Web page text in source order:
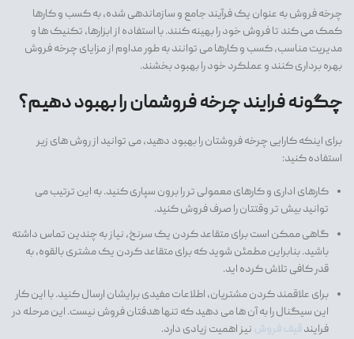
چرخه فروش به عنوان یک فرآیند جامع و سازماندهی شده، به کسب و کارها
کمک می کند تا فروش خود را بهینه کنند. با استفاده از ابزارها، تکنیک ها و
مدیریت مناسب، کسب و کارها می توانند به طور مداوم از مزایای چرخه فروش
بهره برداری کنند و عملکرد خود را بهبود بخشند.
چگونه فرایند چرخه فروشمان را بهبود دهیم؟
برای اینکه کارایی چرخه فروشتان را بهبود دهید، می توانید از روش های زیر
استفاده کنید:
کارهای اداری و کارهای معمولی تر را برون سپاری کنید. به این ترتیب می
توانید بیش تر وقتتان را صرف فروش کنید.
گاهی ممکن است برای متقاعد کردن یک سرنخ، نیاز به چندین تماس داشته
باشید. بنابراین مطمئن شوید که برای متقاعد کردن یک مشتری بالقوه، به
قدر کافی تلاش کرده اید.
برای علاقمند کردن مشتریان، اطلاعات مفیدی برایشان ارسال کنید. با این کار
این سیگنال را به آن ها می دهید که تنها هدفتان فروش نیست. این مرحله در
فرایندقیف فروش نیز اهمیت زیادی دارد.